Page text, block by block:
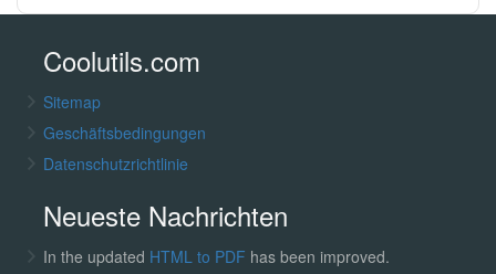
Coolutils.com
Sitemap
Geschäftsbedingungen
Datenschutzrichtlinie
Neueste Nachrichten
In the updated HTML to PDF has been improved.